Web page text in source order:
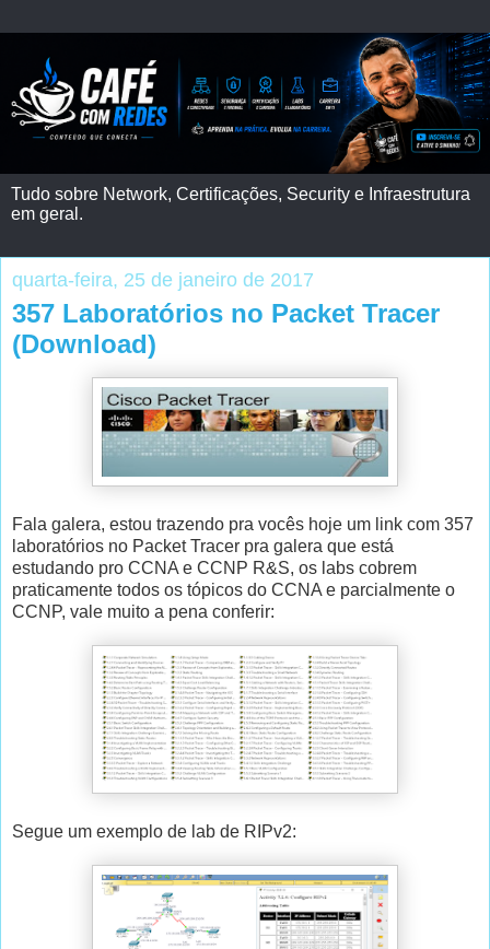
Tudo sobre Network, Certificações, Security e Infraestrutura
em geral.
quarta-feira, 25 de janeiro de 2017
357 Laboratórios no Packet Tracer
(Download)
Fala galera, estou trazendo pra vocês hoje um link com 357
laboratórios no Packet Tracer pra galera que está
estudando pro CCNA e CCNP R&S, os labs cobrem
praticamente todos os tópicos do CCNA e parcialmente o
CCNP, vale muito a pena conferir:
Segue um exemplo de lab de RIPv2: